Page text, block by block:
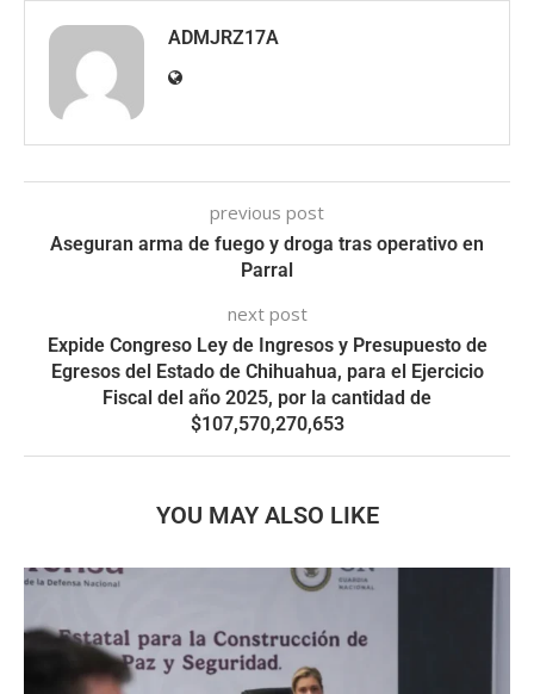
ADMJRZ17A
previous post
Aseguran arma de fuego y droga tras operativo en
Parral
next post
Expide Congreso Ley de Ingresos y Presupuesto de
Egresos del Estado de Chihuahua, para el Ejercicio
Fiscal del año 2025, por la cantidad de
$107,570,270,653
YOU MAY ALSO LIKE